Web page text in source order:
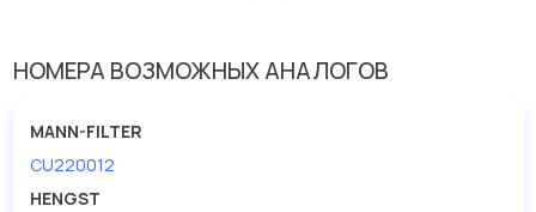
НОМЕРА ВОЗМОЖНЫХ АНАЛОГОВ
MANN-FILTER
CU220012
HENGST